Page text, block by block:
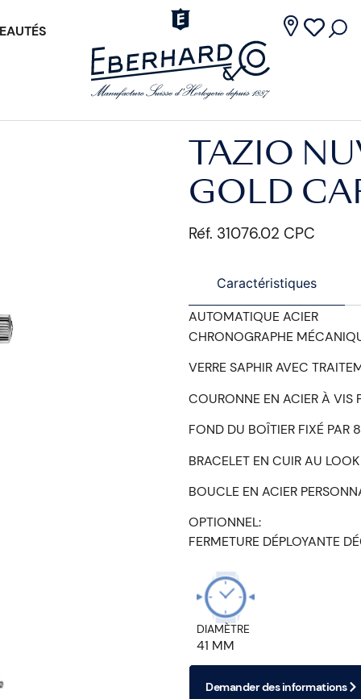
TAZIO
GOLD
Réf. 31076.02 CPC
Caractéristiques
AUTOMATIQUE ACIER
CHRONOGRAPHE
VERRE SAPHIR AVEC
COURONNE EN ACIER À VIS
FOND DU BOÎTIER FIXÉ PAR
BRACELET EN CUIR AU
BOUCLE EN ACIER
OPTIONNEL:
FERMETURE DÉPLOYANTE
DIAMÈTRE
41 MM
Demander des informations